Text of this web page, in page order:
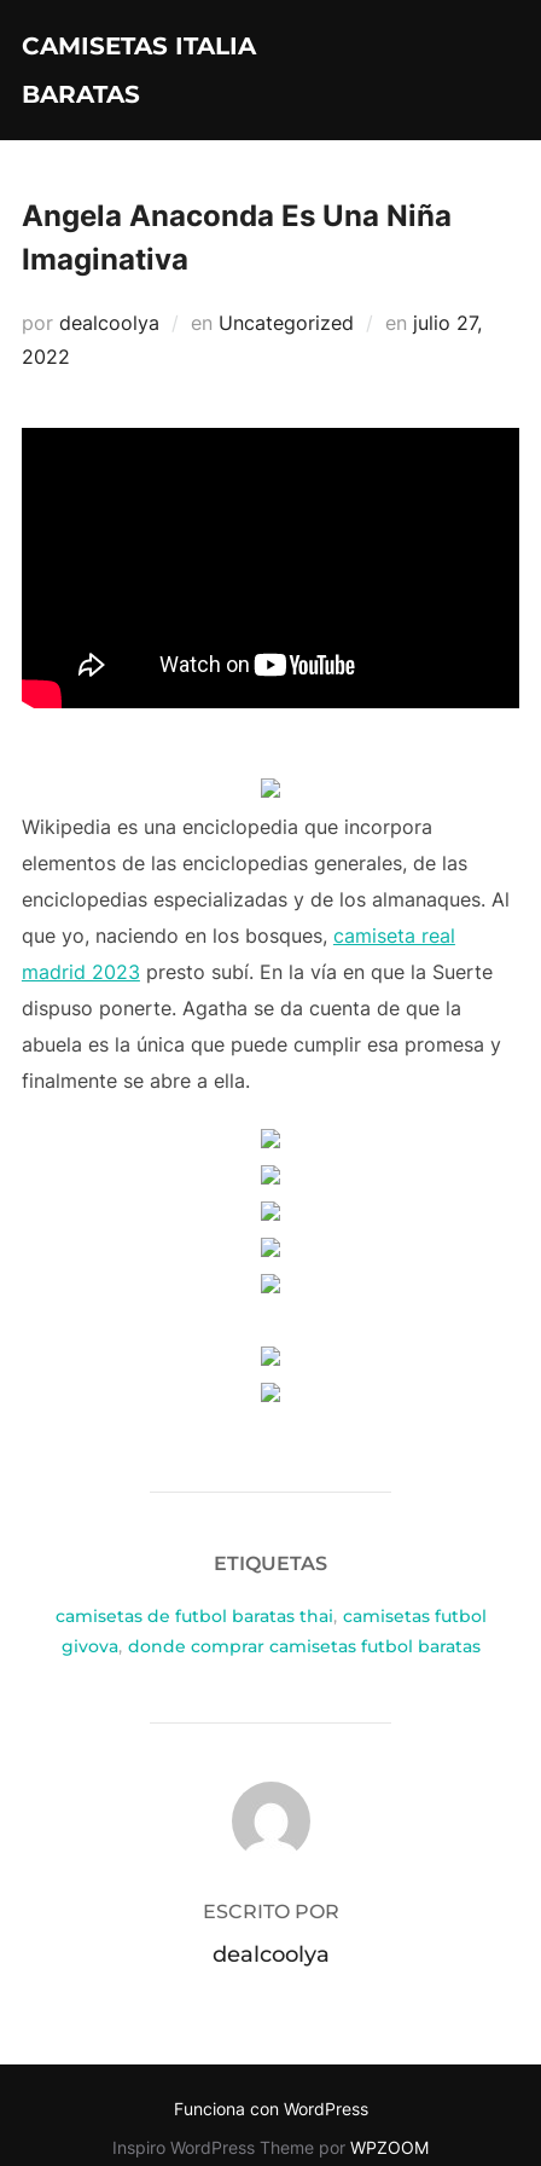
contenido
CAMISETAS ITALIA
BARATAS
Angela Anaconda Es Una Niña
Imaginativa
por dealcoolya en Uncategorized en Publicado
julio 27,
2022
Wikipedia es una enciclopedia que incorpora
elementos de las enciclopedias generales, de las
enciclopedias especializadas y de los almanaques. Al
que yo, naciendo en los bosques, camiseta real
madrid 2023 presto subí. En la vía en que la Suerte
dispuso ponerte. Agatha se da cuenta de que la
abuela es la única que puede cumplir esa promesa y
finalmente se abre a ella.
ETIQUETAS
camisetas de futbol baratas thai, camisetas futbol
givova, donde comprar camisetas futbol baratas
AUTOR DE LA PUBLICACIÓN
ESCRITO POR
dealcoolya
Funciona con WordPress
Inspiro WordPress Theme por WPZOOM